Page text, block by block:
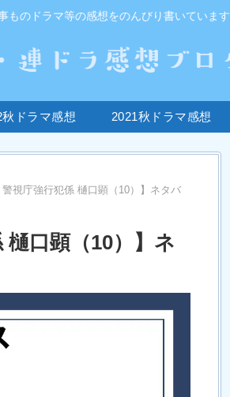
ものドラマ等の感想をのんびり書いています
秋ドラマ感想 2021秋ドラマ感想
警視庁強行犯係 樋口顕（10）】ネタバ
樋口顕（10）】ネ